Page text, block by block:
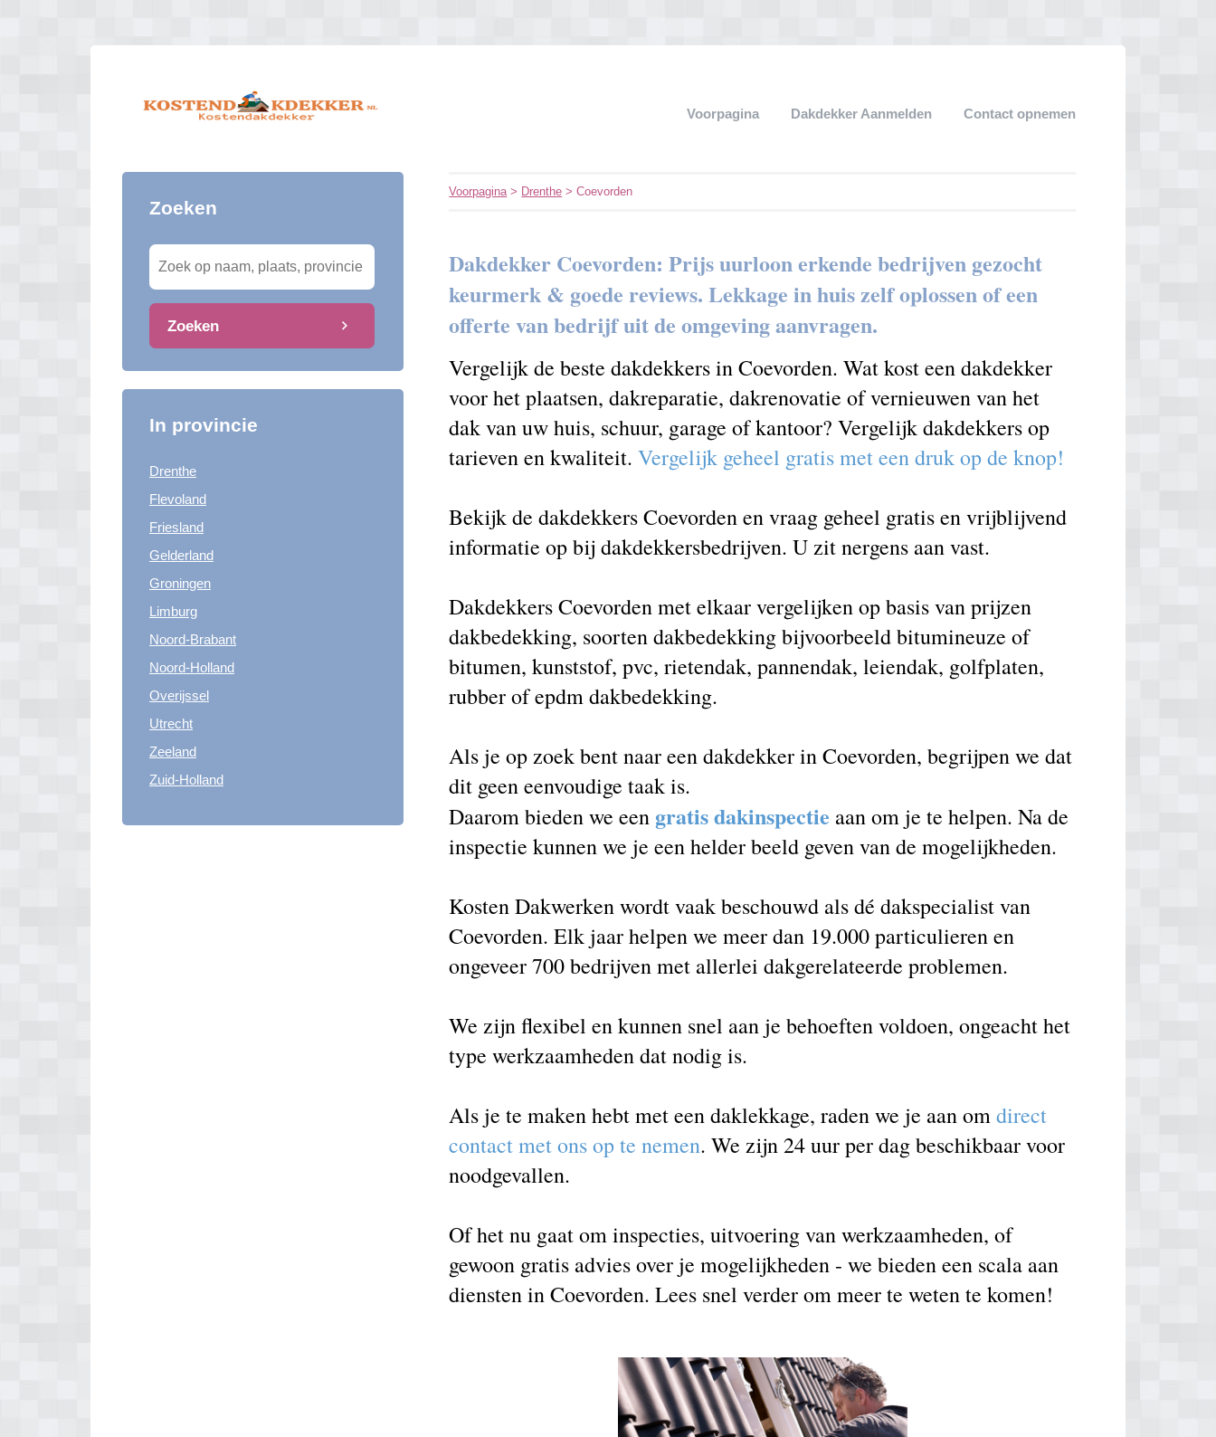
Voorpagina Dakdekker Aanmelden Contact opnemen
Zoeken
Zoeken
In provincie
Drenthe
Flevoland
Friesland
Gelderland
Groningen
Limburg
Noord-Brabant
Noord-Holland
Overijssel
Utrecht
Zeeland
Zuid-Holland
Voorpagina> Drenthe > Coevorden
Dakdekker Coevorden: Prijs uurloon erkende bedrijven gezocht
keurmerk & goede reviews. Lekkage in huis zelf oplossen of een
offerte van bedrijf uit de omgeving aanvragen.
Vergelijk de beste dakdekkers in Coevorden. Wat kost een dakdekker
voor het plaatsen, dakreparatie, dakrenovatie of vernieuwen van het
dak van uw huis, schuur, garage of kantoor? Vergelijk dakdekkers op
tarieven en kwaliteit.Vergelijk geheel gratis met een druk op de knop!
Bekijk de dakdekkers Coevorden en vraag geheel gratis en vrijblijvend
informatie op bij dakdekkersbedrijven. U zit nergens aan vast.
Dakdekkers Coevorden met elkaar vergelijken op basis van prijzen
dakbedekking, soorten dakbedekking bijvoorbeeld bitumineuze of
bitumen, kunststof, pvc, rietendak, pannendak, leiendak, golfplaten,
rubber of epdm dakbedekking.
Als je op zoek bent naar een dakdekker in Coevorden, begrijpen we dat
dit geen eenvoudige taak is.
Daarom bieden we een gratis dakinspectie aan om je te helpen. Na de
inspectie kunnen we je een helder beeld geven van de mogelijkheden.
Kosten Dakwerken wordt vaak beschouwd als dé dakspecialist van
Coevorden. Elk jaar helpen we meer dan 19.000 particulieren en
ongeveer 700 bedrijven met allerlei dakgerelateerde problemen.
We zijn flexibel en kunnen snel aan je behoeften voldoen, ongeacht het
type werkzaamheden dat nodig is.
Als je te maken hebt met een daklekkage, raden we je aan omdirect
contact met ons op te nemen. We zijn 24 uur per dag beschikbaar voor
noodgevallen.
Of het nu gaat om inspecties, uitvoering van werkzaamheden, of
gewoon gratis advies over je mogelijkheden - we bieden een scala aan
diensten in Coevorden. Lees snel verder om meer te weten te komen!